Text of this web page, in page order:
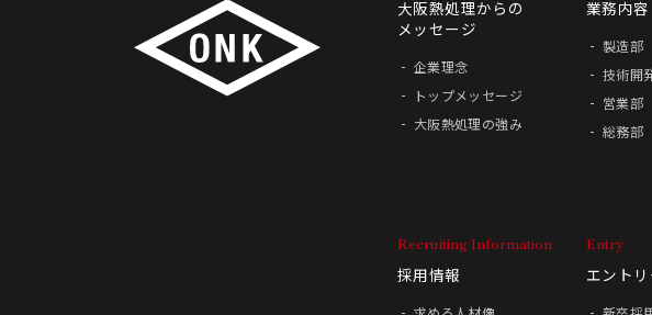
大阪熱処理からの
メッセージ
企業理念
トップメッセージ
大阪熱処理の強み
業務内容
製造部
技術開
営業部
総務部
Recruiting Information
採用情報
Entry
エントリ